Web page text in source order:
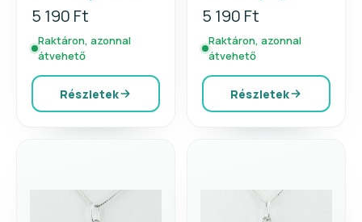
5 190 Ft
Raktáron, azonnal
átvehető
Részletek
5 190 Ft
Raktáron, azonnal
átvehető
Részletek